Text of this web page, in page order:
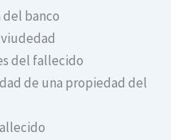
del banco
del fallecido
de una propiedad del